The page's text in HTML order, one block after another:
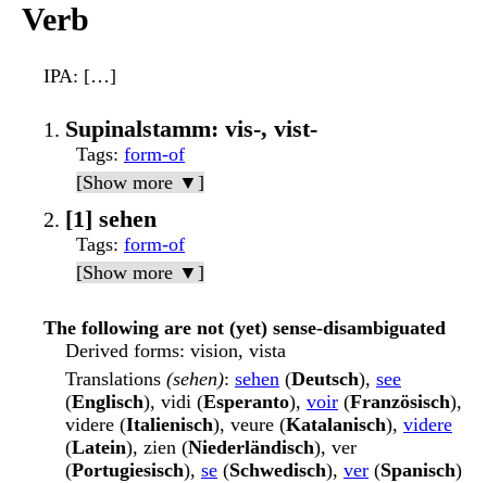
Verb
IPA: […]
Supinalstamm: vis-, vist-
Tags: form-of
[Show more ▼]
[1] sehen
Tags: form-of
[Show more ▼]
The following are not (yet) sense-disambiguated
Derived forms: vision, vista
Translations (sehen): sehen (Deutsch), see
(Englisch), vidi (Esperanto), voir (Französisch),
videre (Italienisch), veure (Katalanisch), videre
(Latein), zien (Niederländisch), ver
(Portugiesisch), se (Schwedisch), ver (Spanisch)